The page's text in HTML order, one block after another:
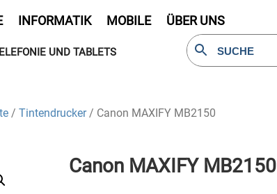
INFORMATIK MOBILE ÜBER UNS
UND TABLETS
/ Tintendrucker/ Canon MAXIFY MB2150
Canon MAXIFY MB2150